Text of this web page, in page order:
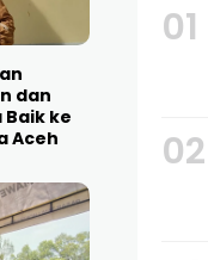
dan
ke
Aceh
01
02